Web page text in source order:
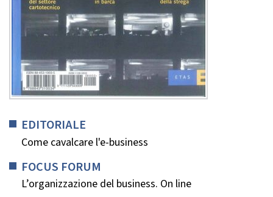
EDITORIALE
Come cavalcare l'e-business
FOCUS FORUM
L’organizzazione del business. On line